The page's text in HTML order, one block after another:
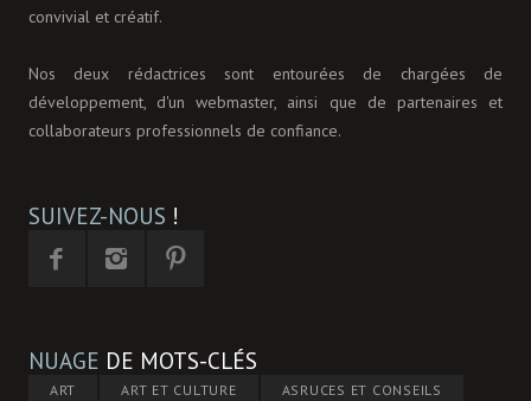
convivial et créatif.
Nos deux rédactrices sont entourées de chargées de
développement, d'un webmaster, ainsi que de partenaires et
collaborateurs professionnels de confiance.
SUIVEZ-NOUS !
NUAGE DE MOTS-CLÉS
ART ART ET CULTURE
ASRUCES ET CONSEILS